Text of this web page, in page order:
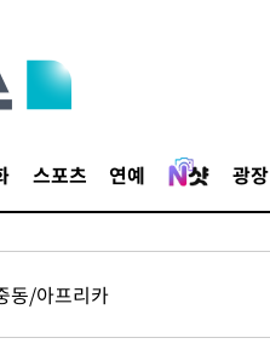
스포츠 연예 광장
동/아프리카